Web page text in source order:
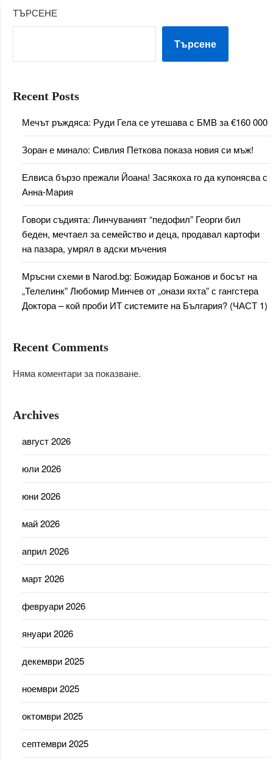
ТЪРСЕНЕ
Търсене
Recent Posts
Мечът ръждяса: Руди Гела се утешава с БМВ за €160 000
Зоран е минало: Сивлия Петкова показа новия си мъж!
Елвиса бързо прежали Йоана! Засякоха го да купонясва с
Анна-Мария
Говори съдията: Линчуваният “педофил” Георги бил
беден, мечтаел за семейство и деца, продавал картофи
на пазара, умрял в адски мъчения
Мръсни схеми в Narod.bg: Божидар Божанов и босът на
„Телелинк” Любомир Минчев от „онази яхта” с гангстера
Доктора – кой проби ИТ системите на България? (ЧАСТ 1)
Recent Comments
Няма коментари за показване.
Archives
август 2026
юли 2026
юни 2026
май 2026
април 2026
март 2026
февруари 2026
януари 2026
декември 2025
ноември 2025
октомври 2025
септември 2025